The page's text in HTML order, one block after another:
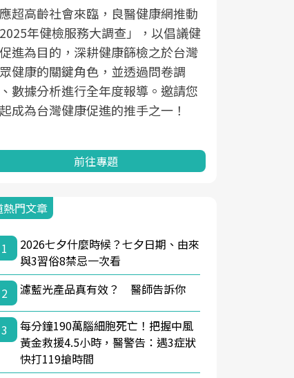
超高齡社會來臨，良醫健康網推動
2025年健檢服務大調查」，以倡議健
進為目的，深耕健康篩檢之於台灣
健康的關鍵角色，並透過問卷調
數據分析進行全年度報導。邀請您
成為台灣健康促進的推手之一！
前往專題
熱門文章
1
2026七夕什麼時候？七夕日期、由來
與3習俗8禁忌一次看
2
濾藍光產品真有效？ 醫師告訴你
3
每分鐘190萬腦細胞死亡！把握中風
黃金救援4.5小時，醫警告：遇3症狀
快打119搶時間